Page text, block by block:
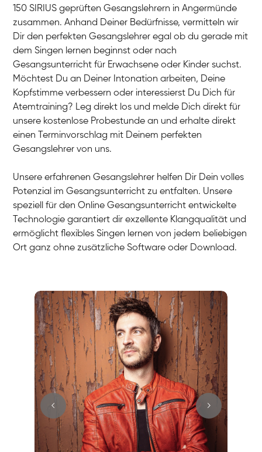
150 SIRIUS geprüften Gesangslehrern in Angermünde
zusammen. Anhand Deiner Bedürfnisse, vermitteln wir
Dir den perfekten Gesangslehrer egal ob du gerade mit
dem Singen lernen beginnst oder nach
Gesangsunterricht für Erwachsene oder Kinder suchst.
Möchtest Du an Deiner Intonation arbeiten, Deine
Kopfstimme verbessern oder interessierst Du Dich für
Atemtraining? Leg direkt los und melde Dich direkt für
unsere kostenlose Probestunde an und erhalte direkt
einen Terminvorschlag mit Deinem perfekten
Gesangslehrer von uns.
Unsere erfahrenen Gesangslehrer helfen Dir Dein volles
Potenzial im Gesangsunterricht zu entfalten. Unsere
speziell für den Online Gesangsunterricht entwickelte
Technologie garantiert dir exzellente Klangqualität und
ermöglicht flexibles Singen lernen von jedem beliebigen
Ort ganz ohne zusätzliche Software oder Download.
Stefan
Gesang / Vocal